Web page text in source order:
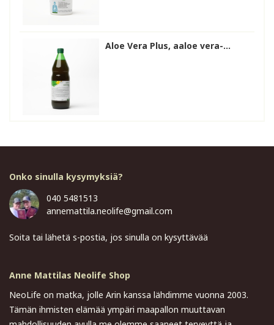
Aloe Vera Plus, aaloe vera-...
Onko sinulla kysymyksiä?
040 5481513
annemattila.neolife@gmail.com
Soita tai lähetä s-postia, jos sinulla on kysyttävää
Anne Mattilas Neolife Shop
NeoLife on matka, jolle Arin kanssa lähdimme vuonna 2003.
Tämän ihmisten elämää ympäri maapallon muuttavan